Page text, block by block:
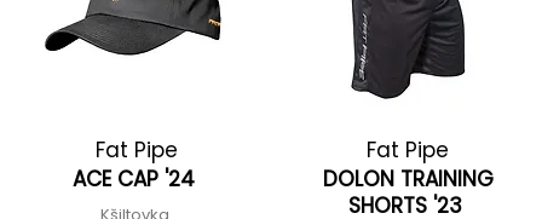
Fat Pipe
ACE CAP '24
Kšiltovka
Fat Pipe
DOLON TRAINING
SHORTS '23